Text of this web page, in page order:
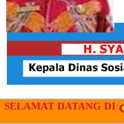
SELAMAT DATANG DI